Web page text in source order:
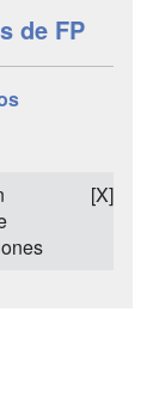
de FP
[X]